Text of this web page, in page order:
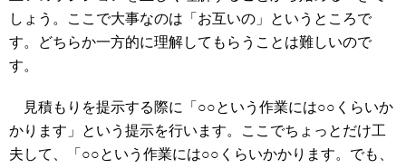
しょう。ここで大事なのは「お互いの」というところで
す。どちらか一方的に理解してもらうことは難しいので
す。
見積もりを提示する際に「○○という作業には○○くらいか
かります」という提示を行います。ここでちょっとだけ工
夫して、「○○という作業には○○くらいかかります。でも、